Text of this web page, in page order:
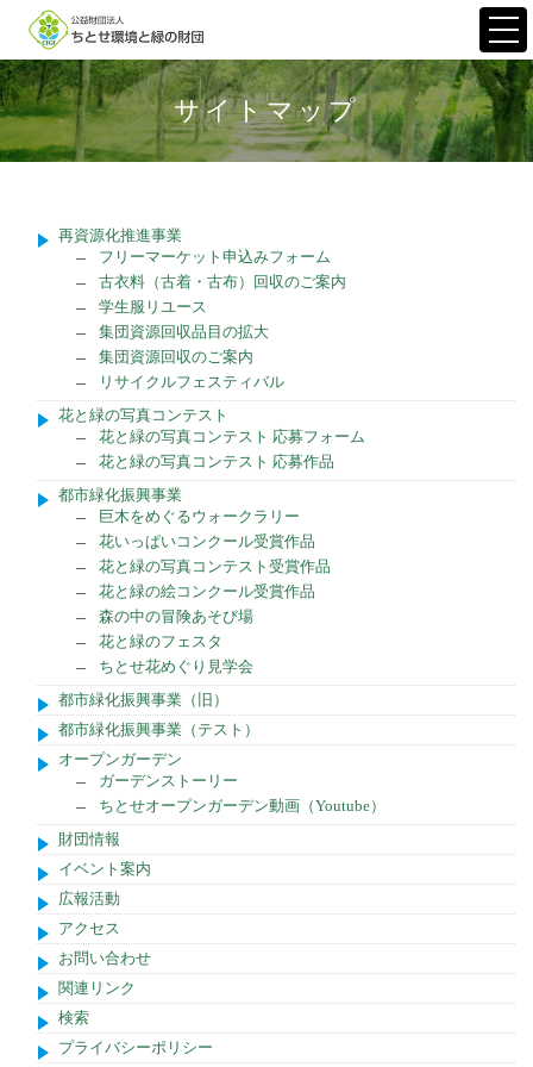
サイトマップ
再資源化推進事業
フリーマーケット申込みフォーム
古衣料（古着・古布）回収のご案内
学生服リユース
集団資源回収品目の拡大
集団資源回収のご案内
リサイクルフェスティバル
花と緑の写真コンテスト
花と緑の写真コンテスト 応募フォーム
花と緑の写真コンテスト 応募作品
都市緑化振興事業
巨木をめぐるウォークラリー
花いっぱいコンクール受賞作品
花と緑の写真コンテスト受賞作品
花と緑の絵コンクール受賞作品
森の中の冒険あそび場
花と緑のフェスタ
ちとせ花めぐり見学会
都市緑化振興事業（旧）
都市緑化振興事業（テスト）
オープンガーデン
ガーデンストーリー
ちとせオープンガーデン動画（Youtube）
財団情報
イベント案内
広報活動
アクセス
お問い合わせ
関連リンク
検索
プライバシーポリシー